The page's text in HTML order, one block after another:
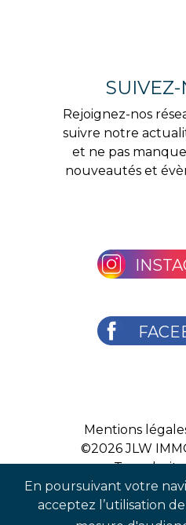
En poursuivant votre
acceptez l’utilisation
SUIVEZ-
Rejoignez-nos
suivre notre
et ne pas
nouveautés et
Mentions
©2026JLW
Tous droits